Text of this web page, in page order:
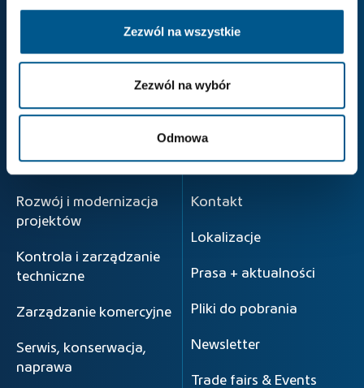
Zezwól na wszystkie
Zezwól na wybór
Odmowa
Produkty i rozwiązania
ENERTRAG
Uckermark
Produkty i rozwiązania
Rozwój i modernizacja
projektów
Kontrola i zarządzanie
techniczne
Zarządzanie komercyjne
Serwis, konserwacja,
naprawa
Info
Kontakt
Lokalizacje
Prasa + aktualności
Pliki do pobrania
Newsletter
Trade fairs & Events